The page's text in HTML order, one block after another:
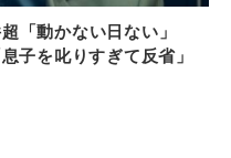
「動かない日ない」
子を叱りすぎて反省」